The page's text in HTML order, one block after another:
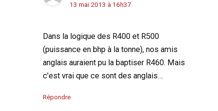
13 mai 2013 à 16h37
Dans la logique des R400 et R500
(puissance en bhp à la tonne), nos amis
anglais auraient pu la baptiser R460. Mais
c’est vrai que ce sont des anglais…
Répondre